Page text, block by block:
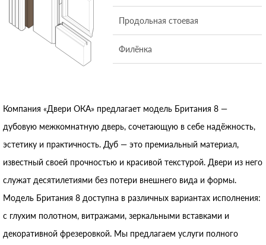
Продольная стоевая
Филёнка
Компания «Двери ОКА» предлагает модель Британия 8 —
дубовую межкомнатную дверь, сочетающую в себе надёжность,
эстетику и практичность. Дуб — это премиальный материал,
известный своей прочностью и красивой текстурой. Двери из него
служат десятилетиями без потери внешнего вида и формы.
Модель Британия 8 доступна в различных вариантах исполнения:
с глухим полотном, витражами, зеркальными вставками и
декоративной фрезеровкой. Мы предлагаем услуги полного